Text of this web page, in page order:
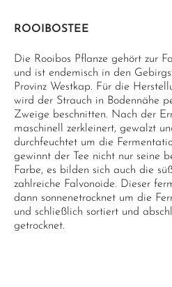
ROOIBOSTEE
Die Rooibos Pflanze gehört zur
und ist endemisch in den
Provinz Westkap. Für die
wird der Strauch in Bodennähe
Zweige beschnitten. Nach der
maschinell zerkleinert, gewalzt
durchfeuchtet um die
gewinnt der Tee nicht nur seine
Farbe, es bilden sich auch die
zahlreiche Falvonoide. Dieser
dann sonnenetrocknet um die
und schließlich sortiert und
getrocknet.